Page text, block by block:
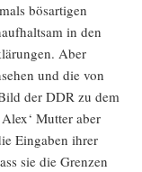
bös­ar­ti­gen
in den
Aber
und die von
der DDR zu dem
Mut­ter aber
Ein­ga­ben ihrer
sie die Gren­zen